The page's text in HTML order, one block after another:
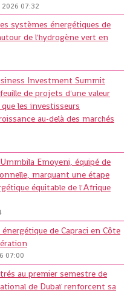
2026 07:32
systèmes énergétiques de
de l'hydrogène vert en
Investment Summit
de projets d'une valeur
les investisseurs
au-delà des marchés
Emoyeni, équipé de
marquant une étape
équitable de l'Afrique
de Capraci en Côte
07:00
au premier semestre de
de Dubaï renforcent sa